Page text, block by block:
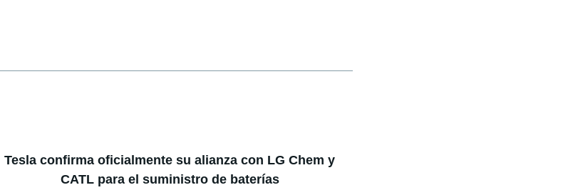
Tesla confirma oficialmente su alianza con LG Chem y
CATL para el suministro de baterías